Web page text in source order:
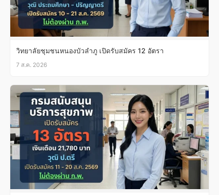
วิทยาลัยชุมชนหนองบัวลำภู เปิดรับสมัคร 12 อัตรา
7 ส.ค. 2026